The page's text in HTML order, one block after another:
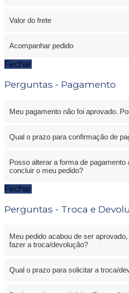
Valor do frete
Acompanhar pedido
Fechar
Perguntas - Pagamento
Meu pagamento não foi aprovado.
Qual o prazo para confirmação de
Posso alterar a forma de pagamento
concluir o meu pedido?
Fechar
Perguntas - Troca e
Meu pedido acabou de ser
fazer a troca/devolução?
Qual o prazo para solicitar a troca/